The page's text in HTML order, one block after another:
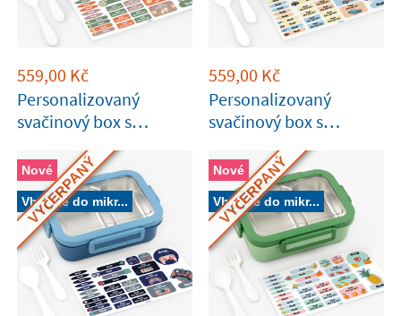
559,00 Kč
Personalizovaný
svačinový box s
barvě Tandem
559,00 Kč
Personalizovaný
svačinový box s
cihlové barvě Tandem
VYČERPANÝ
Nové
Vhodné do mikr... VYČERPANÝ
Nové
Vhodné do mikr...